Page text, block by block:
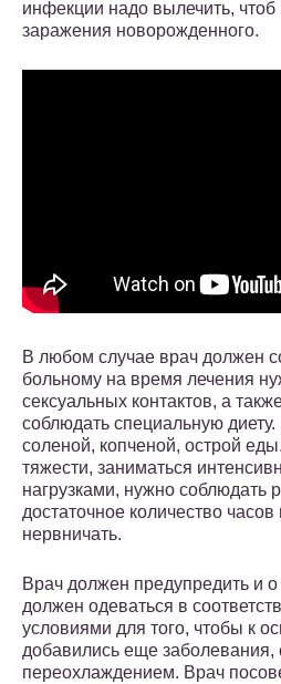
инфекции надо вылечить, чтоб
заражения новорожденного.
В любом случае врач должен
больному на время лечения
сексуальных контактов, а
соблюдать специальную
соленой, копченой, острой
тяжести, заниматься
нагрузками, нужно соблюдать
достаточное количество
нервничать.
Врач должен предупредить и
должен одеваться в
условиями для того, чтобы к
добавились еще заболевания,
переохлаждением. Врач